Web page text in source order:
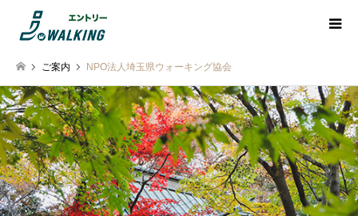
ご案内 NPO法人埼玉県ウォーキング協会